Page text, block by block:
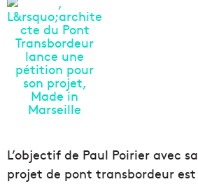
L’objectif de Paul Poirier avec
projet de pont transbordeur